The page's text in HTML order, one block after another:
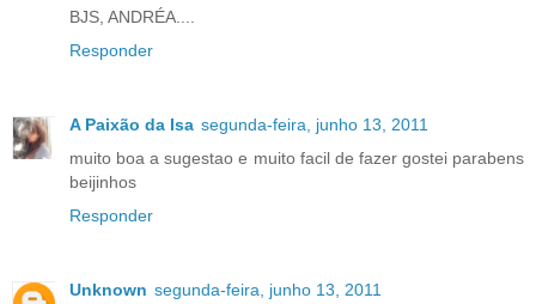
BJS, ANDRÉA....
Responder
A Paixão da Isa segunda-feira, junho 13, 2011
muito boa a sugestao e muito facil de fazer gostei parabens
beijinhos
Responder
Unknown segunda-feira, junho 13, 2011